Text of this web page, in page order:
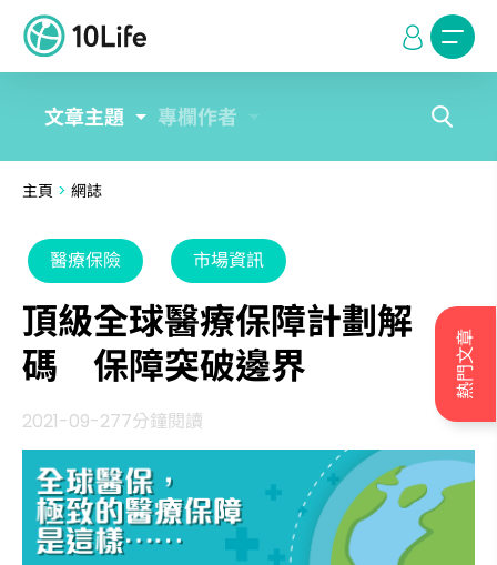
熱門文章
文章主題 專欄作者
主頁 > 網誌
醫療保險 市場資訊
頂級全球醫療保障計劃解
碼 保障突破邊界
2021-09-277分鐘閱讀